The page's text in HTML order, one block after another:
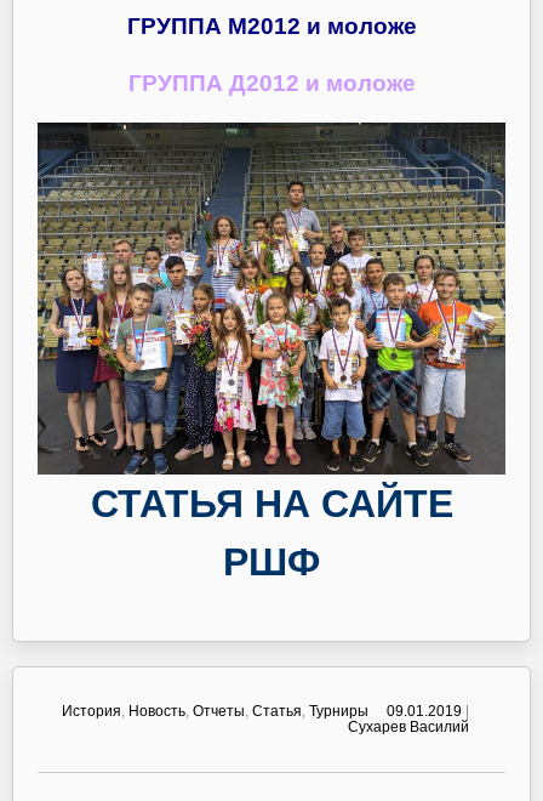
ГРУППА М2012 и моложе
ГРУППА Д2012 и моложе
СТАТЬЯ НА САЙТЕ
РШФ
История, Новость, Отчеты, Статья, Турниры 09.01.2019
Сухарев Василий